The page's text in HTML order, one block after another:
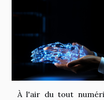
À l'air du tout